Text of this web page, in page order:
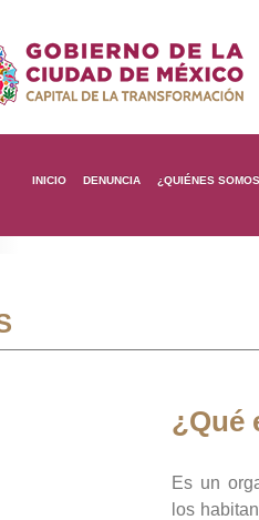
INICIO DENUNCIA ¿QUIÉNES
¿Qué
Es un
los